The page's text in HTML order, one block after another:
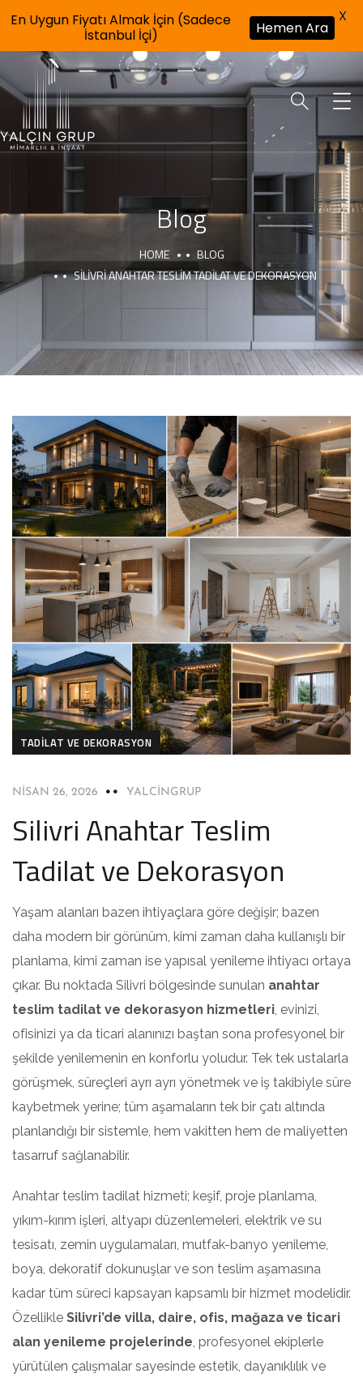
Blog
HOME
BLOG
SILIVRI ANAHTAR TESLIM TADILAT VE DEKORASYON
TADILAT VE DEKORASYON
NISAN 26, 2026 YALCINGRUP
Silivri Anahtar Teslim
Tadilat ve Dekorasyon
Yaşam alanları bazen ihtiyaçlara göre değişir; bazen
daha modern bir görünüm, kimi zaman daha kullanışlı bir
planlama, kimi zaman ise yapısal yenileme ihtiyacı ortaya
çıkar. Bu noktada Silivri bölgesinde sunulan anahtar
teslim tadilat ve dekorasyon hizmetleri, evinizi,
ofisinizi ya da ticari alanınızı baştan sona profesyonel bir
şekilde yenilemenin en konforlu yoludur. Tek tek ustalarla
görüşmek, süreçleri ayrı ayrı yönetmek ve iş takibiyle süre
kaybetmek yerine; tüm aşamaların tek bir çatı altında
planlandığı bir sistemle, hem vakitten hem de maliyetten
tasarruf sağlanabilir.
Anahtar teslim tadilat hizmeti; keşif, proje planlama,
yıkım-kırım işleri, altyapı düzenlemeleri, elektrik ve su
tesisatı, zemin uygulamaları, mutfak-banyo yenileme,
boya, dekoratif dokunuşlar ve son teslim aşamasına
kadar tüm süreci kapsayan kapsamlı bir hizmet modelidir.
Özellikle Silivri’de villa, daire, ofis, mağaza ve ticari
alan yenileme projelerinde, profesyonel ekiplerle
yürütülen çalışmalar sayesinde estetik, dayanıklılık ve
En Uygun Fiyatı Almak İçin (Sadece
İstanbul İçi)
Hemen Ara
X